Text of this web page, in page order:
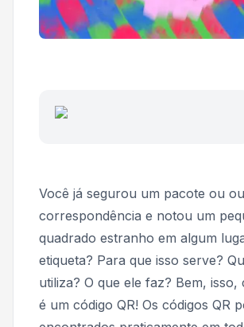
Você já segurou um pacote ou
correspondência e notou um
quadrado estranho em algum
etiqueta? Para que isso serve?
utiliza? O que ele faz? Bem, isso,
é um código QR! Os códigos QR